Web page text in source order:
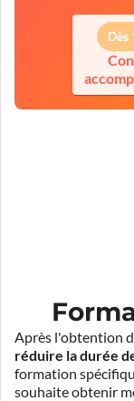
Dès
Après l'obtention
réduire la durée
formation
souhaite obtenir